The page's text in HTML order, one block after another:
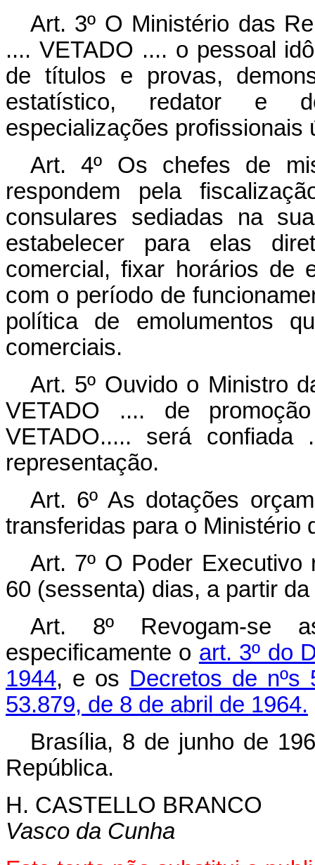
Art. 3º O Ministério das
.... VETADO .... o pessoal
de títulos e provas,
estatístico, redator e
especializações profissionais
Art. 4º Os chefes de
respondem pela
consulares sediadas na
estabelecer para elas
comercial, fixar horários de
com o período de
política de emolumentos
comerciais.
Art. 5º Ouvido o Ministro
VETADO .... de
VETADO..... será
representação.
Art. 6º As dotações
transferidas para o Ministério
Art. 7º O Poder Executivo
60 (sessenta) dias, a partir
Art. 8º Revogam-se
especificamente o art. 3º do
1944, e os Decretos de nºs
53.879, de 8 de abril de 1964.
Brasília, 8 de junho de
República.
H. CASTELLO BRANCO
Vasco da Cunha